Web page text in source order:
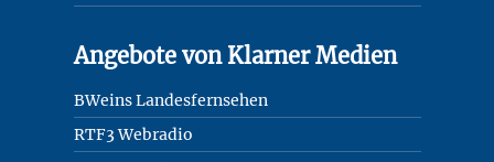
Angebote von Klarner Medien
BWeins Landesfernsehen
RTF3 Webradio